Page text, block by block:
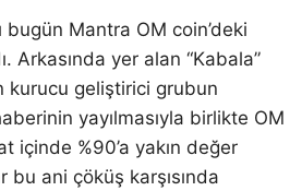
bugün Mantra OM coin’deki
Arkasında yer alan “Kabala”
kurucu geliştirici grubun
yayılmasıyla birlikte OM
içinde %90’a yakın değer
bu ani çöküş karşısında